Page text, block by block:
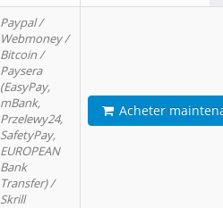
Paypal /
Webmoney /
Bitcoin /
Paysera
(EasyPay,
mBank,
Przelewy24,
SafetyPay,
EUROPEAN
Bank
Transfer) /
Skrill
Acheter